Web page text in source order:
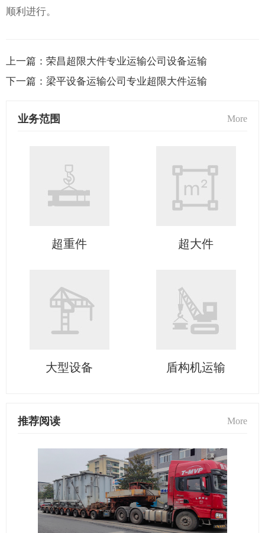
顺利进行。
上一篇： 荣昌超限大件专业运输公司设备运输
下一篇： 梁平设备运输公司专业超限大件运输
业务范围 More
超重件 超大件
大型设备 盾构机运输
推荐阅读 More